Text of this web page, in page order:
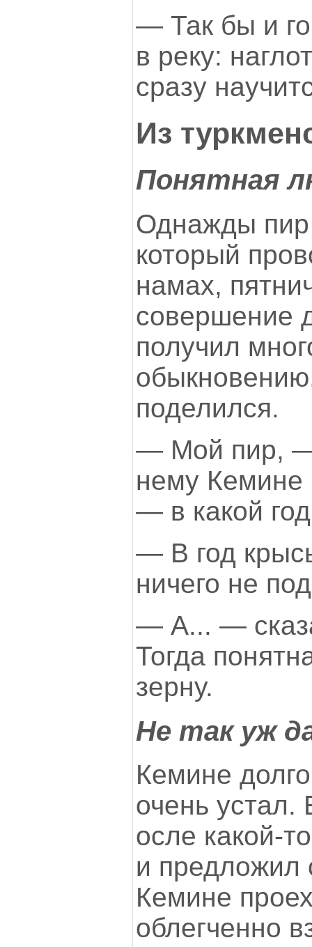
— Так бы и
в реку:
сразу
Из
Понятная
Однажды пир
который
намах,
совершение
получил
поделился.
— Мой пир, —
нему Кемине
— в какой
— В год
ничего не
— А... —
Тогда
зерну.
Не так уж
Кемине
очень устал.
осле какой-
и предложил
Кемине
облегченно